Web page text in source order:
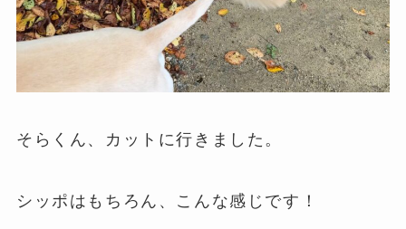
そらくん、カットに行きました。
シッポはもちろん、こんな感じです！